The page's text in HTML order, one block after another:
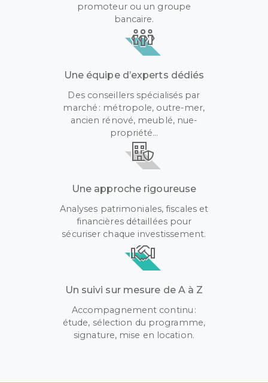
promoteur ou un groupe
bancaire.
Une équipe d’experts dédiés
Des conseillers spécialisés par
marché : métropole, outre-mer,
ancien rénové, meublé, nue-
propriété…
Une approche rigoureuse
Analyses patrimoniales, fiscales et
financières détaillées pour
sécuriser chaque investissement.
Un suivi sur mesure de A à Z
Accompagnement continu :
étude, sélection du programme,
signature, mise en location.